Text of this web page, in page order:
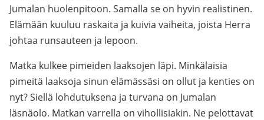
Jumalan huolenpitoon. Samalla se on hyvin realistinen.
Elämään kuuluu raskaita ja kuivia vaiheita, joista Herra
johtaa runsauteen ja lepoon.
Matka kulkee pimeiden laaksojen läpi. Minkälaisia
pimeitä laaksoja sinun elämässäsi on ollut ja kenties on
nyt? Siellä lohdutuksena ja turvana on Jumalan
läsnäolo. Matkan varrella on vihollisiakin. Ne pelottavat